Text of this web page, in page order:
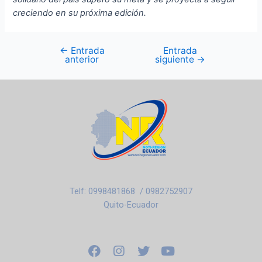
creciendo en su próxima edición.
← Entrada
anterior
Entrada
siguiente →
Telf: 0998481868 / 0982752907
Quito-Ecuador
F
a
I
n
T
w
Y
o